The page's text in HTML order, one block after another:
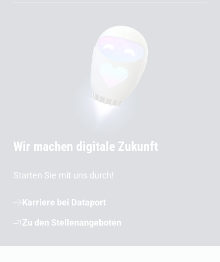
Wir machen digitale Zukunft
Starten Sie mit uns durch!
Karriere bei Dataport
Zu den Stellenangeboten